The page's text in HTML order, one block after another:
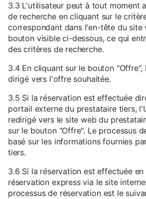
3.3 L'utilisateur peut à tout moment
de recherche en cliquant sur le
correspondant dans l'en-tête du site
bouton visible ci-dessous, ce qui
des critères de recherche.
3.4 En cliquant sur le bouton "Offre",
dirigé vers l'offre souhaitée.
3.5 Si la réservation est effectuée
portail externe du prestataire tiers,
redirigé vers le site web du
sur le bouton "Offre". Le processus
basé sur les informations fournies
tiers.
3.6 Si la réservation est effectuée
réservation express via le site
processus de réservation est le